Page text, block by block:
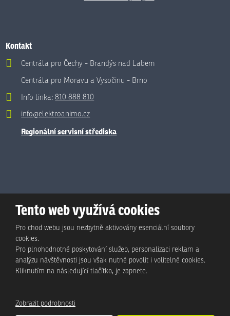
Kontakt
Centrála pro Čechy - Brandýs nad Labem
Centrála pro Moravu a Vysočinu - Brno
Info linka:810 888 810
info@elektroanimo.cz
Regionální servisní střediska
© Animo Bohemia s.r.o., 2026, vytvořila eBRÁNA s.r.o.
Mapa stránek|Podmínky použití|Ochrana osobních údajů
Tento web využívá cookies
Pro chod webu jsou nezbytně aktivovány esenciální soubory
cookies.
Pro plnohodnotné poskytování služeb, personalizaci reklam a
analýzu návštěvnosti jsou však nutné povolit i volitelné cookies.
Kliknutím na následující tlačítko, je zapnete.
Zobrazit podrobnosti